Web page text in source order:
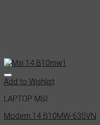
Add to Wishlist
LAPTOP MSI
Modern 14 B10MW-635VN